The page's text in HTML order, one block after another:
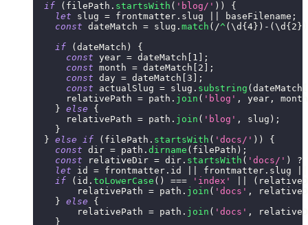
if
( filePath . startsWith ( 'blog/' ) )
{
let slug = frontmatter . slug baseFilename ;
const dateMatch = slug . match ( /^ ( \d {4} ) - ( \d {2}
if
( dateMatch )
{
const year = dateMatch 1
;
const month = dateMatch 2
;
const day = dateMatch 3
;
const actualSlug = slug . substring ( dateMatch
      relativePath
= path . join ( 'blog' , year ,
month
} else
{
      relativePath
= path . join ( 'blog' , slug ) ;
}
} else if ( filePath . startsWith ( 'docs/' ) )
{
const dir = path . dirname ( filePath ) ;
const relativeDir = dir . startsWith ( 'docs/' ) ?
let id = frontmatter . id frontmatter . slug
if
( id . toLowerCase ( ) === 'index' (
        relativePath
= path . join ( 'docs' ,
} else
{
        relativePath
= path . join ( 'docs' ,
}